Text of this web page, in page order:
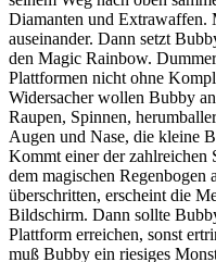
Diamanten und Extrawaffen.
auseinander. Dann setzt
den Magic Rainbow.
Plattformen nicht ohne
Widersacher wollen Bubby
Raupen, Spinnen,
Augen und Nase, die kleine
Kommt einer der zahlreichen
dem magischen Regenbogen
überschritten, erscheint die
Bildschirm. Dann sollte
Plattform erreichen, sonst
muß Bubby ein riesiges